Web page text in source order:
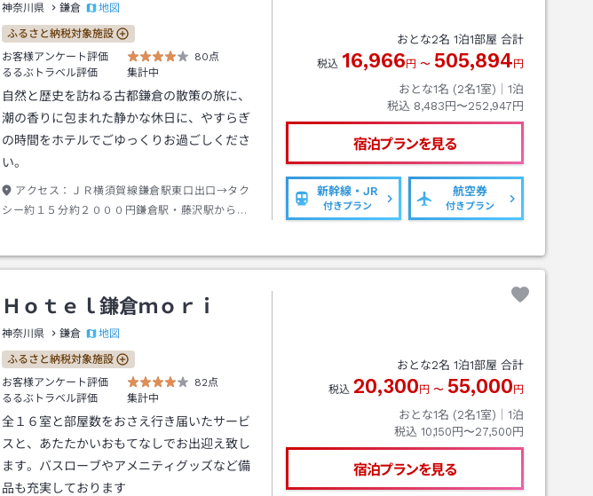
神奈川県 鎌倉 地図
ふるさと納税対象施設
お客様アンケート評価
80点
るるぶトラベル評価
集計中
自然と歴史を訪ねる古都鎌倉の散策の旅に、
潮の香りに包まれた静かな休日に、やすらぎ
の時間をホテルでごゆっくりお過ごしくださ
い。
アクセス：
ＪＲ横須賀線鎌倉駅東口出口→タク
シー約１５分約２０００円鎌倉駅・藤沢駅から江
送迎シャトルバスあり／有料バス２分、潮騒通り
おとな2名 1泊1部屋 合計
税込 16,966 円 〜 505,894 円
おとな1名 (2名1室)｜ 1泊
税込 8,483円〜252,947円
宿泊プランを見る
新幹線・JR
付きプラン
航空券
付きプラン
Ｈｏｔｅｌ鎌倉ｍｏｒｉ
神奈川県 鎌倉 地図
ふるさと納税対象施設
お客様アンケート評価
82点
るるぶトラベル評価
集計中
全１６室と部屋数をおさえ行き届いたサービ
スと、あたたかいおもてなしでお出迎え致し
ます。バスローブやアメニティグッズなど備
品も充実しております
おとな2名 1泊1部屋 合計
税込 20,300 円 〜 55,000 円
おとな1名 (2名1室)｜ 1泊
税込 10,150円〜27,500円
宿泊プランを見る